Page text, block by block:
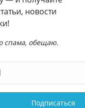
новости
спама, обещаю.
Подписаться